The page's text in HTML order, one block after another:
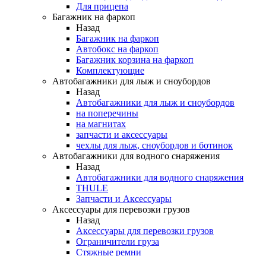
Для прицепа
Багажник на фаркоп
Назад
Багажник на фаркоп
Автобокс на фаркоп
Багажник корзина на фаркоп
Комплектующие
Автобагажники для лыж и сноубордов
Назад
Автобагажники для лыж и сноубордов
на поперечины
на магнитах
запчасти и аксессуары
чехлы для лыж, сноубордов и ботинок
Автобагажники для водного снаряжения
Назад
Автобагажники для водного снаряжения
THULE
Запчасти и Аксессуары
Аксессуары для перевозки грузов
Назад
Аксессуары для перевозки грузов
Ограничители груза
Стяжные ремни